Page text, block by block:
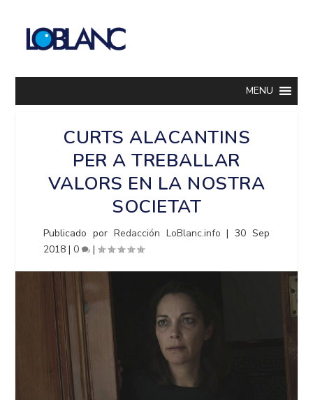
MENU
CURTS ALACANTINS
PER A TREBALLAR
VALORS EN LA NOSTRA
SOCIETAT
Publicado por Redacción LoBlanc.info | 30 Sep
2018 |0 |